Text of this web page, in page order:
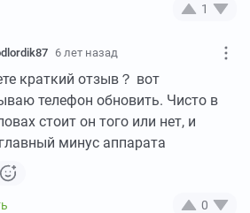
1
6 лет назад
краткий отзыв？ вот
телефон обновить. Чисто в
стоит он того или нет, и
минус аппарата
0